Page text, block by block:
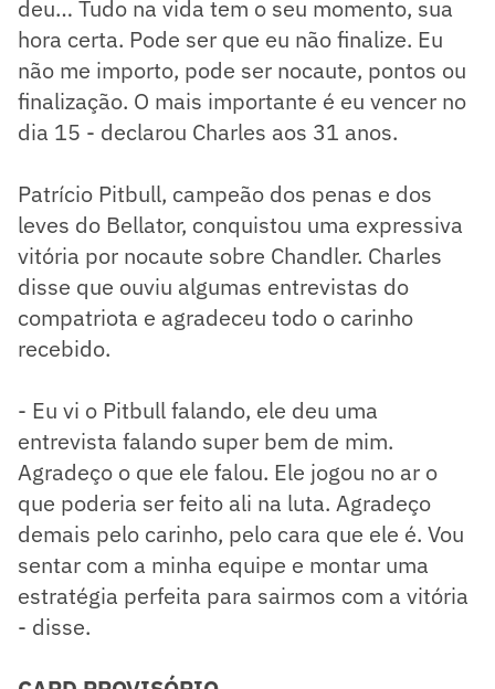
deu… Tudo na vida tem o seu momento, sua
hora certa. Pode ser que eu não finalize. Eu
não me importo, pode ser nocaute, pontos ou
finalização. O mais importante é eu vencer no
dia 15 - declarou Charles aos 31 anos.
Patrício Pitbull, campeão dos penas e dos
leves do Bellator, conquistou uma expressiva
vitória por nocaute sobre Chandler. Charles
disse que ouviu algumas entrevistas do
compatriota e agradeceu todo o carinho
recebido.
- Eu vi o Pitbull falando, ele deu uma
entrevista falando super bem de mim.
Agradeço o que ele falou. Ele jogou no ar o
que poderia ser feito ali na luta. Agradeço
demais pelo carinho, pelo cara que ele é. Vou
sentar com a minha equipe e montar uma
estratégia perfeita para sairmos com a vitória
- disse.